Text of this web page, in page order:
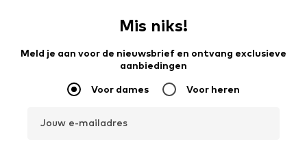
Mis niks!
Meld je aan voor de nieuwsbrief en ontvang exclusieve
aanbiedingen
Voor dames Voor heren
Jouw e-mailadres